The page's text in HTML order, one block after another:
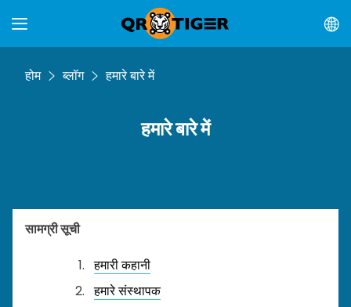
होम ब्लॉग हमारे बारे में
हमारे बारे में
सामग्री सूची
हमारी कहानी
हमारे संस्थापक